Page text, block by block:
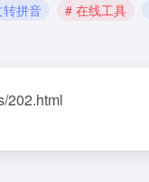
拼音 # 在线工具
202.html